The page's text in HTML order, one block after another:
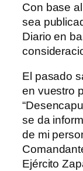
Con base
sea
Diario en
El pasado
en vuestro
se da
de mi
Ejército